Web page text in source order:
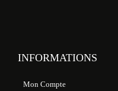
INFORMATIONS
Mon Compte